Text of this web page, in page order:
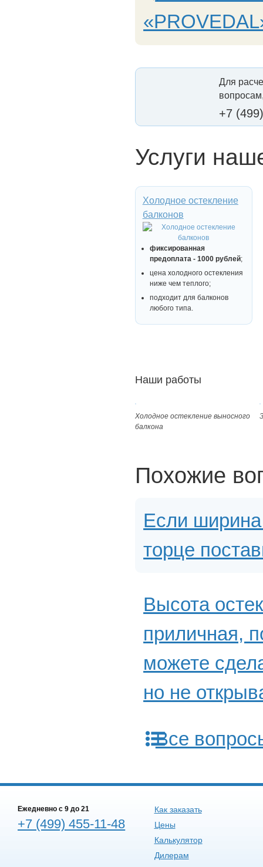
Для
+7
Услуги
Холодное остекление
балконов
фиксированная
предоплата - 1000 рублей;
цена холодного остекления
ниже чем теплого;
подходит для балконов
любого типа.
Наши работы
Холодное остекление выносного
балкона
Похожие
Если
торце
Высота
приличная,
можете
но не
Все
Ежедневно c 9 до 21
+7 (499) 455-11-48
Как заказать
Цены
Калькулятор
Дилерам